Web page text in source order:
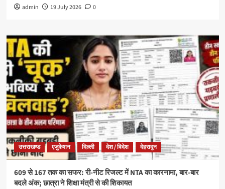
admin 19 July 2026 0
उत्तराखण्ड एजुकेशन दिल्ली देश / विदेश देहरादून
609 से 167 तक का सफर: री-नीट रिजल्ट में NTA का कारनामा, बार-बार
बदले अंक; छात्रा ने शिक्षा मंत्री से की शिकायत